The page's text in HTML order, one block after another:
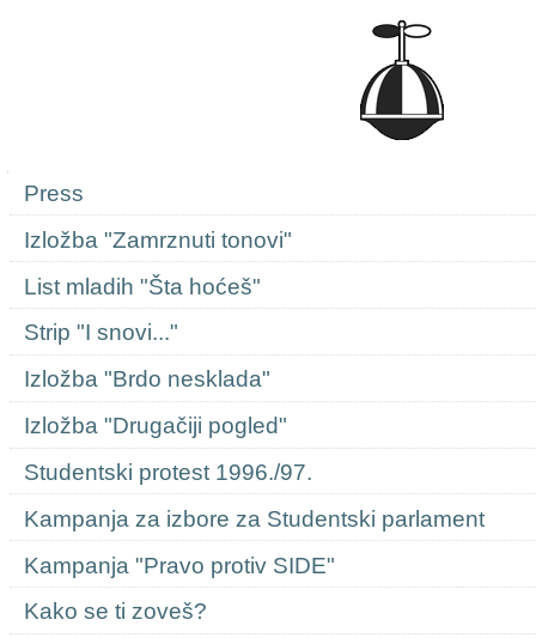
Press
Izložba "Zamrznuti tonovi"
List mladih "Šta hoćeš"
Strip "I snovi..."
Izložba "Brdo nesklada"
Izložba "Drugačiji pogled"
Studentski protest 1996./97.
Kampanja za izbore za Studentski parlament
Kampanja "Pravo protiv SIDE"
Kako se ti zoveš?